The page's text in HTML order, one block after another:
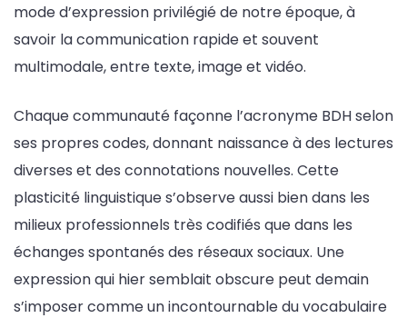
mode d’expression privilégié de notre époque, à
savoir la communication rapide et souvent
multimodale, entre texte, image et vidéo.
Chaque communauté façonne l’acronyme BDH selon
ses propres codes, donnant naissance à des lectures
diverses et des connotations nouvelles. Cette
plasticité linguistique s’observe aussi bien dans les
milieux professionnels très codifiés que dans les
échanges spontanés des réseaux sociaux. Une
expression qui hier semblait obscure peut demain
s’imposer comme un incontournable du vocabulaire